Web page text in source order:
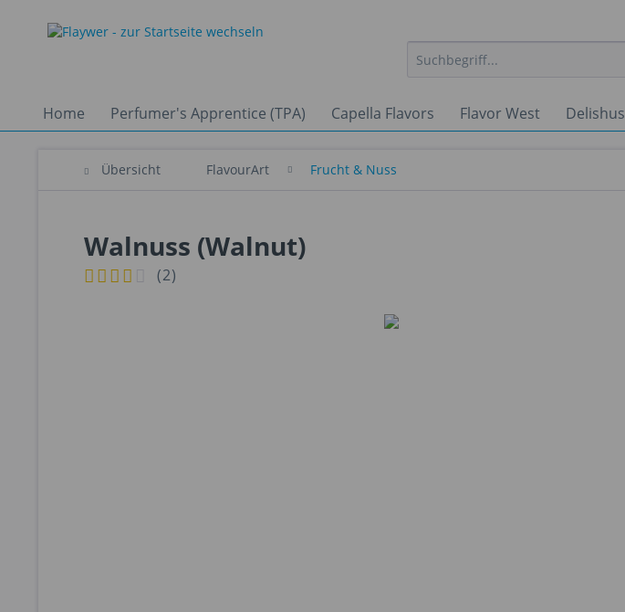
Home Perfumer's Apprentice (TPA) Capella Flavors Flavor West Delishus
Übersicht FlavourArt Frucht & Nuss
Walnuss (Walnut)
(2)